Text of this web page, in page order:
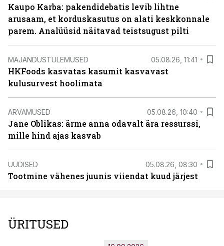
Kaupo Karba: pakendidebatis levib lihtne
arusaam, et korduskasutus on alati keskkonnale
parem. Analüüsid näitavad teistsugust pilti
MAJANDUSTULEMUSED 05.08.26, 11:41
HKFoods kasvatas kasumit kasvavast
kulusurvest hoolimata
ARVAMUSED 05.08.26, 10:40
Jane Oblikas: ärme anna odavalt ära ressurssi,
mille hind ajas kasvab
UUDISED 05.08.26, 08:30
Tootmine vähenes juunis viiendat kuud järjest
ÜRITUSED